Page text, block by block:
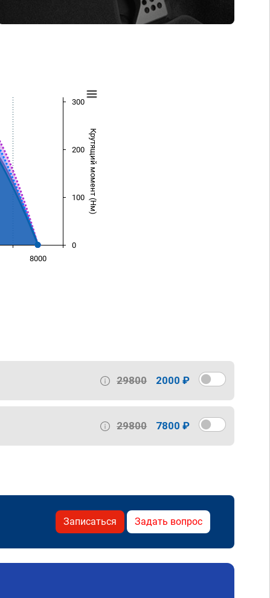
Крутящий момент (Нм)
8000
0
100
200
300
29800 2000 ₽
29800 7800 ₽
Записаться Задать вопрос